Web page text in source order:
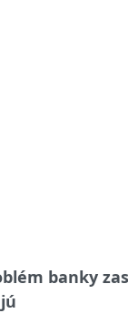
banky